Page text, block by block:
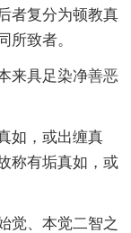
者复分为顿教真
所致者。
来具足染净善恶
如，或出缠真
称有垢真如，或
觉、本觉二智之